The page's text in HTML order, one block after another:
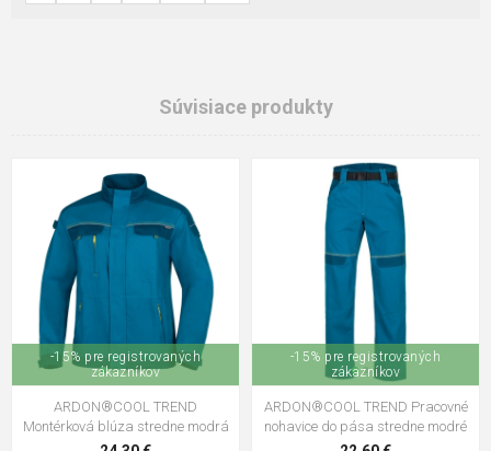
Súvisiace produkty
-15% pre registrovaných
zákazníkov
ARDON®COOL TREND
Montérková blúza stredne modrá
-15% pre registrovaných
zákazníkov
ARDON®COOL TREND Pracovné
nohavice do pása stredne modré